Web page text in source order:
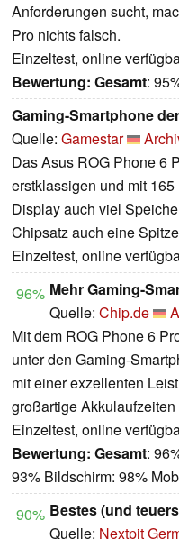
Anforderungen sucht,
Pro nichts falsch.
Einzeltest, online
Bewertung: Gesamt:
Gaming-Smartphone
Quelle: Gamestar
Das Asus ROG Phone 6
erstklassigen und mit
Display auch viel
Chipsatz auch eine
Einzeltest, online
96% Mehr Gaming-
Quelle: Chip.de
Mit dem ROG Phone 6
unter den Gaming-
mit einer exzellenten
großartige Akkulaufzeiten
Einzeltest, online
Bewertung: Gesamt:
93% Bildschirm: 98%
90% Bestes (und
Quelle: Nextpit